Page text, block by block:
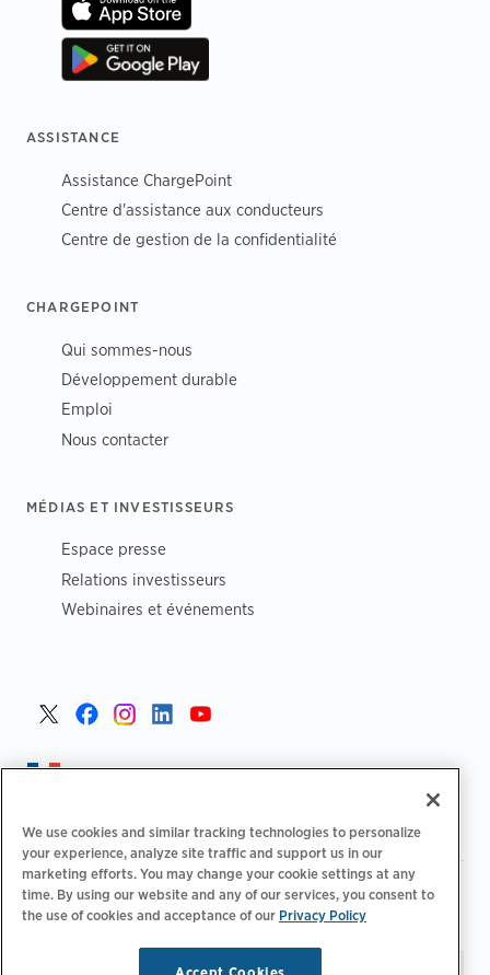
ASSISTANCE
Assistance ChargePoint
Centre d'assistance aux conducteurs
Centre de gestion de la confidentialité
CHARGEPOINT
Qui sommes-nous
Développement durable
Emploi
Nous contacter
MÉDIAS ET INVESTISSEURS
Espace presse
Relations investisseurs
Webinaires et événements
France >
Politique de confidentialité Vos choix de confidentialité
| Juridique | Relevé d'accessibilité |
Code de conduite
We use cookies and similar tracking technologies to personalize
your experience, analyze site traffic and support us in our
marketing efforts. You may change your cookie settings at any
time. By using our website and any of our services, you consent to
the use of cookies and acceptance of our Privacy Policy